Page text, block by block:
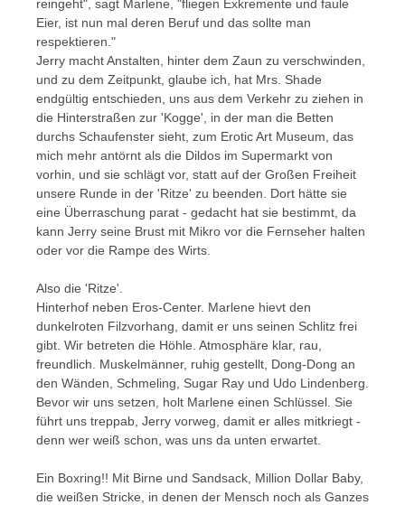
reingeht", sagt Marlene, "fliegen Exkremente und faule
Eier, ist nun mal deren Beruf und das sollte man
respektieren."
Jerry macht Anstalten, hinter dem Zaun zu verschwinden,
und zu dem Zeitpunkt, glaube ich, hat Mrs. Shade
endgültig entschieden, uns aus dem Verkehr zu ziehen in
die Hinterstraßen zur 'Kogge', in der man die Betten
durchs Schaufenster sieht, zum Erotic Art Museum, das
mich mehr antörnt als die Dildos im Supermarkt von
vorhin, und sie schlägt vor, statt auf der Großen Freiheit
unsere Runde in der 'Ritze' zu beenden. Dort hätte sie
eine Überraschung parat - gedacht hat sie bestimmt, da
kann Jerry seine Brust mit Mikro vor die Fernseher halten
oder vor die Rampe des Wirts.
Also die 'Ritze'.
Hinterhof neben Eros-Center. Marlene hievt den
dunkelroten Filzvorhang, damit er uns seinen Schlitz frei
gibt. Wir betreten die Höhle. Atmosphäre klar, rau,
freundlich. Muskelmänner, ruhig gestellt, Dong-Dong an
den Wänden, Schmeling, Sugar Ray und Udo Lindenberg.
Bevor wir uns setzen, holt Marlene einen Schlüssel. Sie
führt uns treppab, Jerry vorweg, damit er alles mitkriegt -
denn wer weiß schon, was uns da unten erwartet.
Ein Boxring!! Mit Birne und Sandsack, Million Dollar Baby,
die weißen Stricke, in denen der Mensch noch als Ganzes